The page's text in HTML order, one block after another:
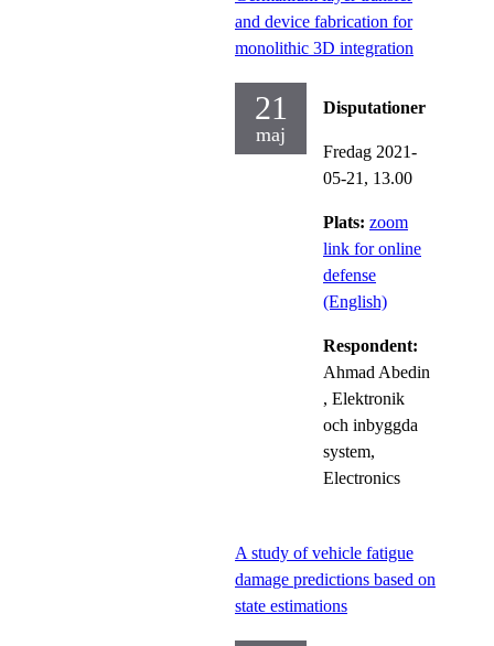
and device fabrication for
monolithic 3D integration
21
maj
Disputationer
Fredag 2021-
05-21, 13.00
Plats: zoom
link for online
defense
(English)
Respondent:
Ahmad Abedin
, Elektronik
och inbyggda
system,
Electronics
A study of vehicle fatigue
damage predictions based on
state estimations